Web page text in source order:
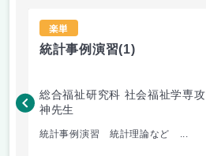
楽単
統計事例演習(1)
総合福祉研究科 社会福祉学専攻
神先生
統計事例演習 統計理論など ...